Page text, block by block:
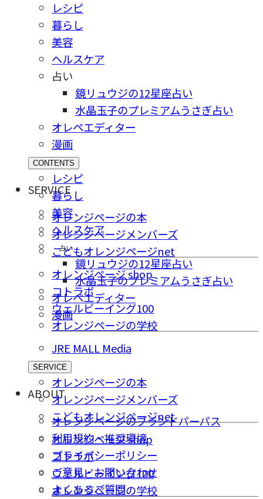
レシピ
暮らし
美容
ヘルスケア
占い
鏡リュウジの12星座占い
水晶玉子のプレミアムうさぎ占い
オレペエディター
漫画
CONTENTS
レシピ
暮らし
美容
ヘルスケア
占い
鏡リュウジの12星座占い
水晶玉子のプレミアムうさぎ占い
オレペエディター
漫画
SERVICE
オレンジページの本
オレンジページメンバーズ
こどもオレンジページnet
オレンジページ shop
コトラボ
ウェルビーイング100
オレンジページの学校
JRE MALL Media
SERVICE
オレンジページの本
オレンジページメンバーズ
こどもオレンジページnet
オレンジページ shop
コトラボ
ウェルビーイング100
オレンジページの学校
ABOUT
オレンジページのブランドパーパス
利用規約・推奨環境
プライバシーポリシー
ご意⾒・お問い合わせ
よくあるご質問